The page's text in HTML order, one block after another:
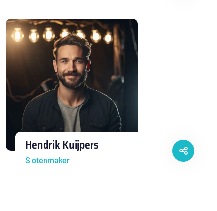
Hendrik Kuijpers
Slotenmaker